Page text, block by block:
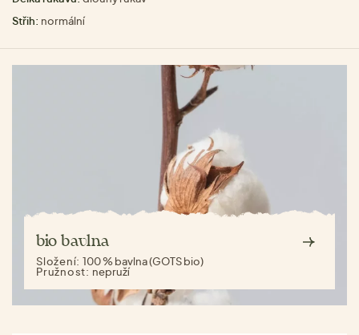
Střih: normální
bio bavlna
Složení:100 % bavlna (GOTS bio)
Pružnost: nepruží